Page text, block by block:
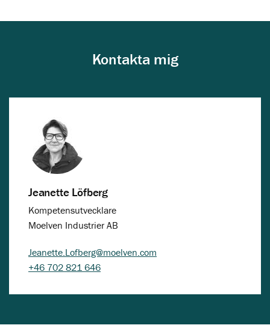
Kontakta mig
Jeanette Löfberg
Kompetensutvecklare
Moelven Industrier AB
Jeanette.Lofberg@moelven.com
+46 702 821 646